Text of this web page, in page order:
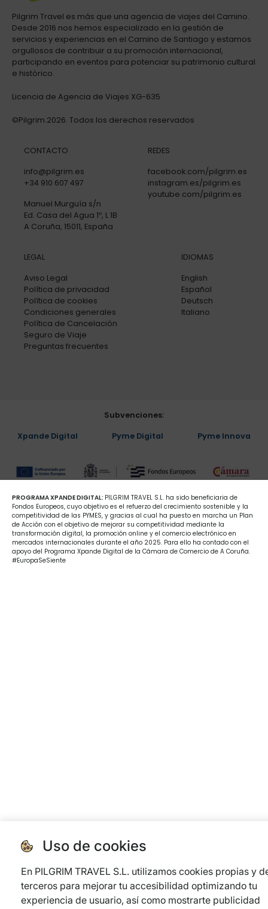
Pilgrim Travel es más que una agencia de viajes del Camino.
Desde 2016 nos hemos especializado en la gestión de
servicios y experiencias en el Camino de Santiago y estamos
orgullosos de contribuir a su promoción internacional,
participando en eventos para potenciar su patrimonio cultural
e histórico.
Licencia de Agencia de Viajes XG-635
©Pilgrim.2026. Todos los derechos reservados
CONTACTO
info@pilgrim.es
+34 910 607 497
Manuel Murguía s/n
Ed. Casa del Agua 1º, L 1B
A Coruña, 15011, España
REDES
facebook.com/pilgrim.es
instagram.es/pilgrim.es
youtube.com/pilgrim.es
LEGAL
Aviso Legal
Política de privacidad
Política de cookies
Condiciones generales
Política de Cancelación
Seguro de Viaje
Preguntas frecuentes
IDIOMAS
English
Español
Deutsch
Italiano
Subvenciones:
Xpande Digital Pyme Digital Pyme Innova
PROGRAMA XPANDE DIGITAL: PILGRIM TRAVEL S.L. ha sido beneficiaria de
Fondos Europeos, cuyo objetivo es el refuerzo del crecimiento sostenible y la
competitividad de las PYMES, y gracias al cual ha puesto en marcha un Plan
de Acción con el objetivo de mejorar su competitividad mediante la
transformación digital, la promoción online y el comercio electrónico en
mercados internacionales durante el año 2025. Para ello ha contado con el
apoyo del Programa Xpande Digital de la Cámara de Comercio de A Coruña.
#EuropaSeSiente
Uso de cookies
En PILGRIM TRAVEL S.L. utilizamos cookies propias y
terceros para mejorar tu accesibilidad optimizando tu
experiencia de usuario, así como mostrarte publicidad